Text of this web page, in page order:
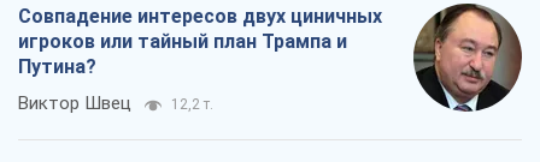
Совпадение интересов двух циничных
игроков или тайный план Трампа и
Путина?
Виктор Швец 12,2 т.